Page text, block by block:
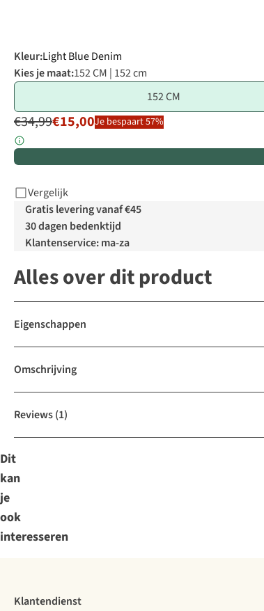
Kleur:Light Blue Denim
Kies je maat:152 CM | 152 cm
152 CM
€34,99€15,00Je bespaart 57%
Vergelijk
Gratis levering vanaf €45
30 dagen bedenktijd
Klantenservice: ma-za
Alles over dit product
Eigenschappen
Omschrijving
Reviews(1)
Dit
kan
je
ook
interesseren
Klantendienst